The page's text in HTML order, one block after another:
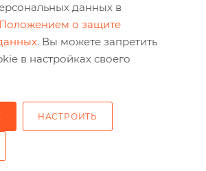
данных в
Положением о защите
. Вы можете запретить
в настройках своего
НАСТРОИТЬ